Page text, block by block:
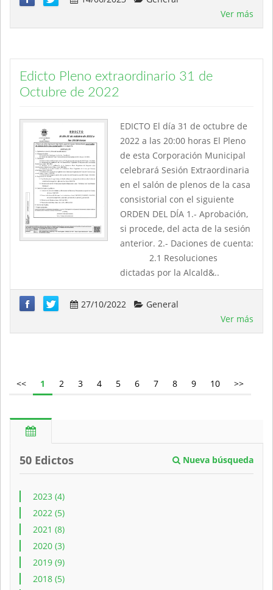
Ver más
Edicto Pleno extraordinario 31 de
Octubre de 2022
EDICTO El día 31 de octubre de
2022 a las 20:00 horas El Pleno
de esta Corporación Municipal
celebrará Sesión Extraordinaria
en el salón de plenos de la casa
consistorial con el siguiente
ORDEN DEL DÍA 1.- Aprobación,
si procede, del acta de la sesión
anterior. 2.- Daciones de cuenta:
2.1 Resoluciones
dictadas por la Alcald&..
27/10/2022
General
Ver más
<< 1 2 3 4 5 6 7 8 9 10 >>
50 Edictos Nueva búsqueda
2023 (4)
2022 (5)
2021 (8)
2020 (3)
2019 (9)
2018 (5)